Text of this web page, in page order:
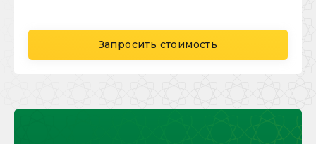
Запросить стоимость